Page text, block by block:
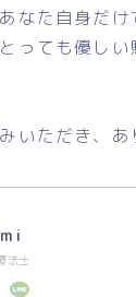
なた自身だけ
っても優し
いただき、あ
法士